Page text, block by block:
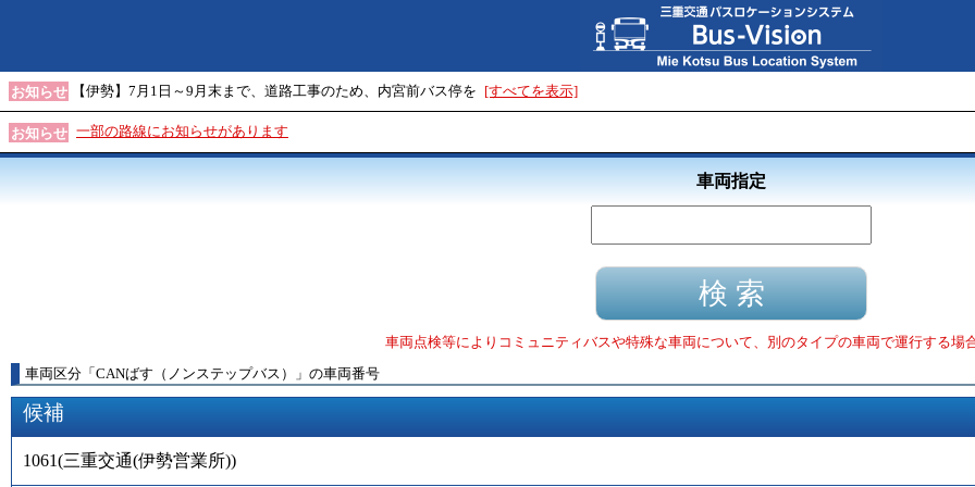
お知らせ 【伊勢】7月1日～9月末まで、道路工事のため、内宮前バス停を [すべてを表示]
お知らせ 一部の路線にお知らせがあります
車両指定
車両点検等によりコミュニティバスや特殊な車両について、別のタイプの車両で運行する場
車両区分 「 CANばす（ノンステップバス） 」 の車両番号
候補
1061(三重交通(伊勢営業所))